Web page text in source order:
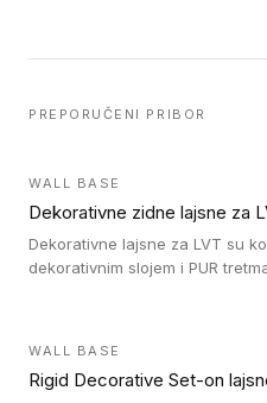
PREPORUČENI PRIBOR
WALL BASE
Dekorativne zidne lajsne za
Dekorativne lajsne za LVT su
dekorativnim slojem i PUR
WALL BASE
Rigid Decorative Set-on